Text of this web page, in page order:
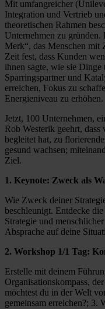
Mit umfangreicher
Integration und Vertrieb
theoretischen Rahmen
Unternehmen zu
Merk“, das Menschen mit
Zeit fest, dass Kunden
ihnen sagte, wie sie
Sparringspartner und
erreichen, Fokus zu
Energieniveau zu erhöhen.
Jetzt, 100 Unternehmen,
Rob Westerik geehrt, dass
begleitet hat, zu
gesund wachsen;
Ziel.
1. Keynote: Zweck als
Wie Zweck deiner
beschleunigt. Entdecke
Strategie und
Absprache auf deine
2. Workshop 1/1 Tag:
Erstelle mit deinem
Organisationskompass,
möchtest du in der Welt
gemeinsam erreichen?; 3.